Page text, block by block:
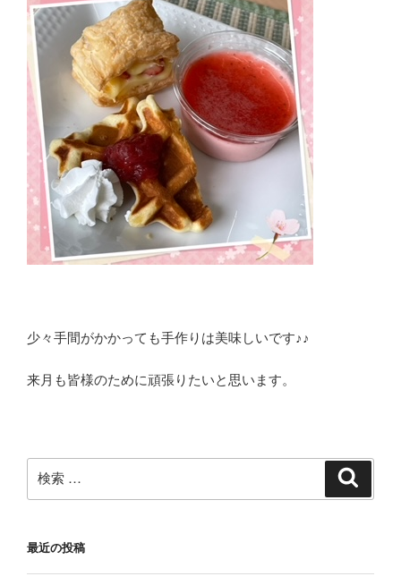
少々手間がかかっても手作りは美味しいです♪♪
来月も皆様のために頑張りたいと思います。
索:
最近の投稿